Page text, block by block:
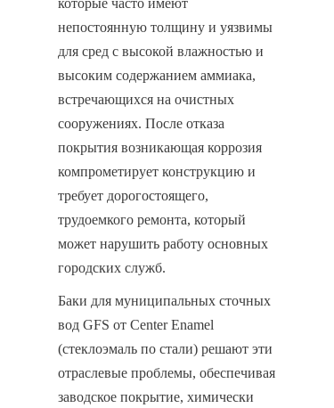
непостоянную толщину и уязвимы
для сред с высокой влажностью и
высоким содержанием аммиака,
встречающихся на очистных
сооружениях. После отказа
покрытия возникающая коррозия
компрометирует конструкцию и
требует дорогостоящего,
трудоемкого ремонта, который
может нарушить работу основных
городских служб.
Баки для муниципальных сточных
вод GFS от Center Enamel
(стеклоэмаль по стали) решают эти
отраслевые проблемы, обеспечивая
заводское покрытие, химически